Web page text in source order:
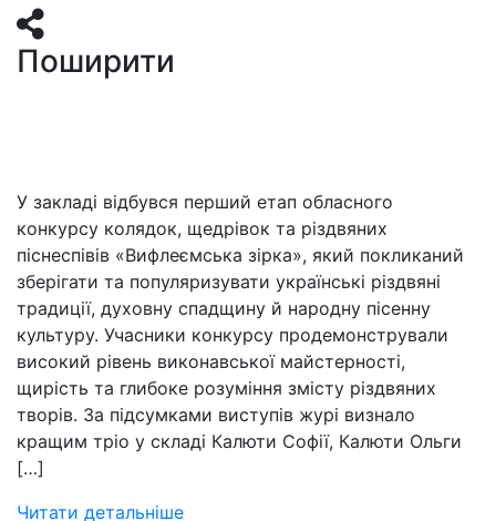
Поширити
У закладі відбувся перший етап обласного
конкурсу колядок, щедрівок та різдвяних
піснеспівів «Вифлеємська зірка», який покликаний
зберігати та популяризувати українські різдвяні
традиції, духовну спадщину й народну пісенну
культуру. Учасники конкурсу продемонстрували
високий рівень виконавської майстерності,
щирість та глибоке розуміння змісту різдвяних
творів. За підсумками виступів журі визнало
кращим тріо у складі Калюти Софії, Калюти Ольги
[…]
Читати детальніше